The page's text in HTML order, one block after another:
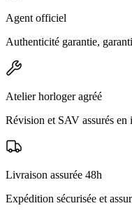
Agent officiel
Authenticité garantie,
Atelier horloger agréé
Révision et SAV assurés en
Livraison assurée 48h
Expédition sécurisée et